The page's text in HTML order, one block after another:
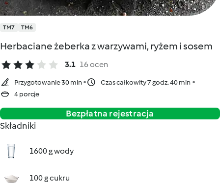
TM7 TM6
Herbaciane żeberka z warzywami, ryżem i sosem
3.1 16 ocen
Przygotowanie 30 min
Czas całkowity 7 godz. 40 min
4 porcje
Bezpłatna rejestracja
Składniki
1600 g wody
100 g cukru